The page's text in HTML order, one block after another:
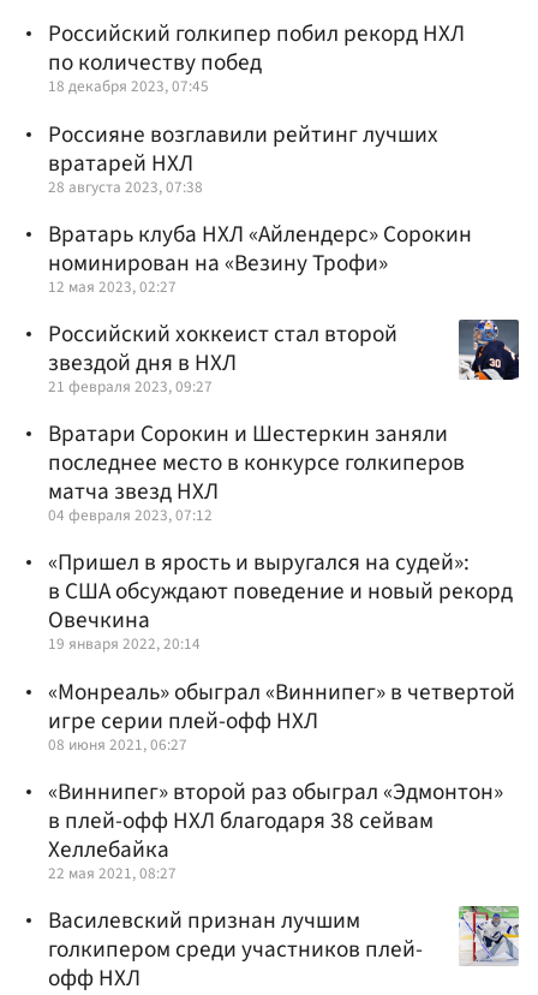
Российский голкипер побил рекорд НХЛ
по количеству побед
18 декабря 2023, 07:45
Россияне возглавили рейтинг лучших
вратарей НХЛ
28 августа 2023, 07:38
Вратарь клуба НХЛ «Айлендерс» Сорокин
номинирован на «Везину Трофи»
12 мая 2023, 02:27
Российский хоккеист стал второй
звездой дня в НХЛ
21 февраля 2023, 09:27
Вратари Сорокин и Шестеркин заняли
последнее место в конкурсе голкиперов
матча звезд НХЛ
04 февраля 2023, 07:12
«Пришел в ярость и выругался на судей»:
в США обсуждают поведение и новый рекорд
Овечкина
19 января 2022, 20:14
«Монреаль» обыграл «Виннипег» в четвертой
игре серии плей-офф НХЛ
08 июня 2021, 06:27
«Виннипег» второй раз обыграл «Эдмонтон»
в плей-офф НХЛ благодаря 38 сейвам
Хеллебайка
22 мая 2021, 08:27
Василевский признан лучшим
голкипером среди участников плей-
офф НХЛ